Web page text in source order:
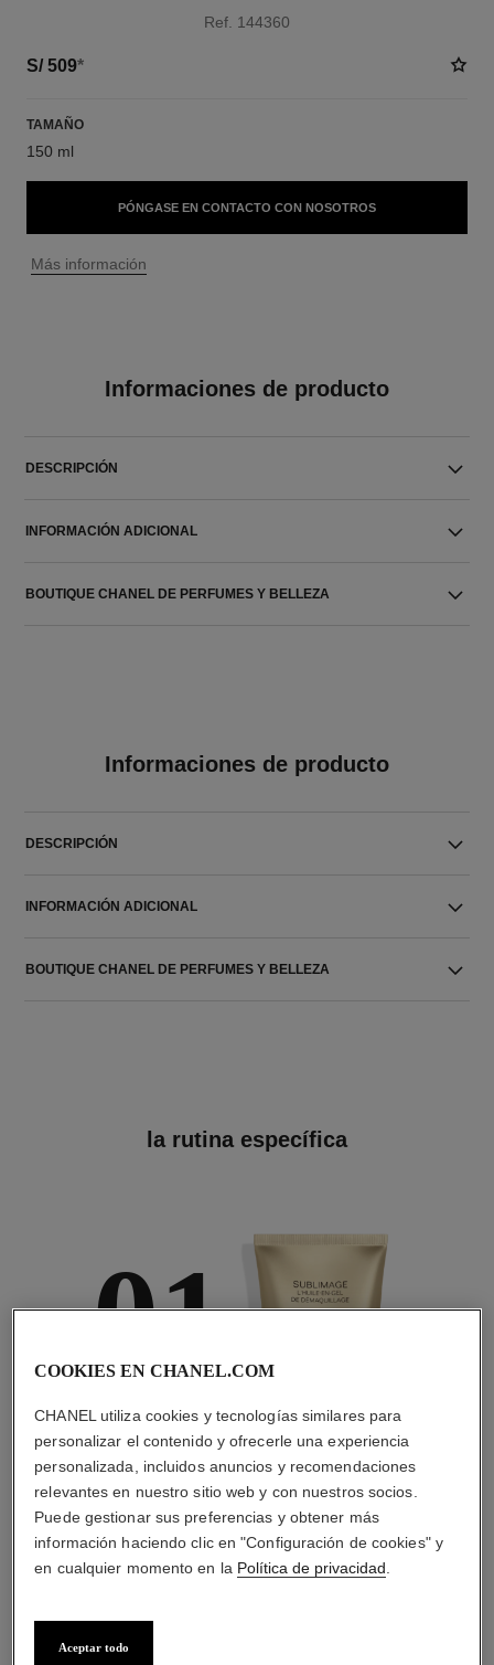
Ref. 144360
S/ 509*
TAMAÑO
150 ml
PÓNGASE EN CONTACTO CON NOSOTROS
↩
Más información
Informaciones de producto
DESCRIPCIÓN
INFORMACIÓN ADICIONAL
BOUTIQUE CHANEL DE PERFUMES Y BELLEZA
Informaciones de producto
DESCRIPCIÓN
INFORMACIÓN ADICIONAL
BOUTIQUE CHANEL DE PERFUMES Y BELLEZA
la rutina específica
01
LIMPIAR
Con tratamientos
limpiadores,
exfoliantes y tónicos
COOKIES EN CHANEL.COM
CHANEL utiliza cookies y tecnologías similares para
personalizar el contenido y ofrecerle una experiencia
personalizada, incluidos anuncios y recomendaciones
relevantes en nuestro sitio web y con nuestros socios.
Puede gestionar sus preferencias y obtener más
información haciendo clic en "Configuración de cookies" y
en cualquier momento en la Política de privacidad
Aceptar todo